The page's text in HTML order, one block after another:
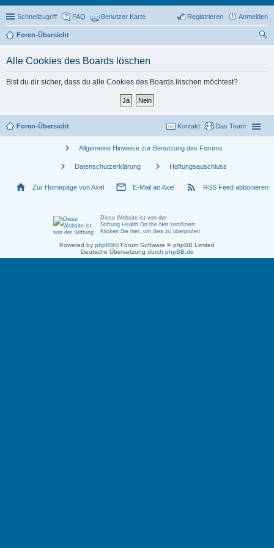
Schnellzugriff FAQ Benutzer Karte Anmelden
Registrieren
Foren-Übersicht
Alle Cookies des Boards löschen
Bist du dir sicher, dass du alle Cookies des Boards löschen möchtest?
Foren-Übersicht Das Team
Kontakt
chevron_right Allgemeine Hinweise zur Benutzung des Forums
chevron_right Datenschutzerklärung chevron_right Haftungsauschluss
home Zur Homepage von Axel mail_outline E-Mail an Axel rss_feed RSS Feed abbonieren
Diese Website ist von der
Stiftung Health On the Net zertifiziert.
Klicken Sie hier, um dies zu überprüfen
Powered by phpBB® Forum Software © phpBB Limited
Deutsche Übersetzung durch phpBB.de